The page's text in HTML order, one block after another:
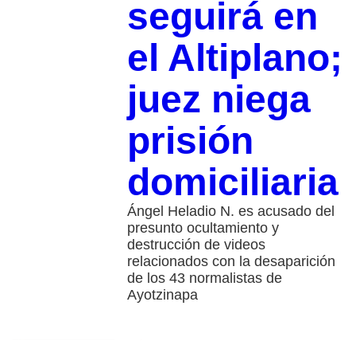
seguirá en
el Altiplano;
juez niega
prisión
domiciliaria
Ángel Heladio N. es acusado del
presunto ocultamiento y
destrucción de videos
relacionados con la desaparición
de los 43 normalistas de
Ayotzinapa